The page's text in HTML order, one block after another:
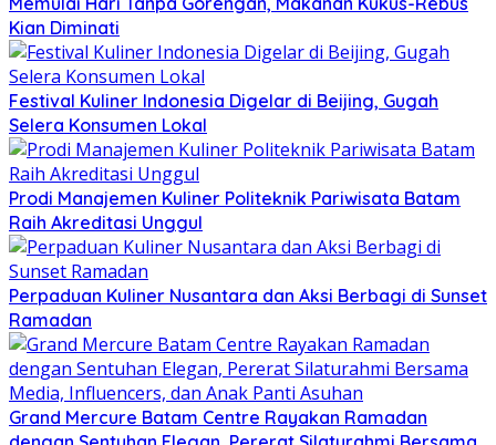
Kian Diminati
Festival Kuliner Indonesia Digelar di Beijing, Gugah
Selera Konsumen Lokal
Prodi Manajemen Kuliner Politeknik Pariwisata Batam
Raih Akreditasi Unggul
Perpaduan Kuliner Nusantara dan Aksi Berbagi di Sunset
Ramadan
Grand Mercure Batam Centre Rayakan Ramadan